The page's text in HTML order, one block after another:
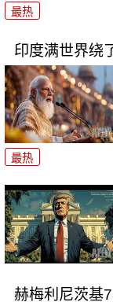
最热
印度满世界绕
最热
赫梅利尼茨基